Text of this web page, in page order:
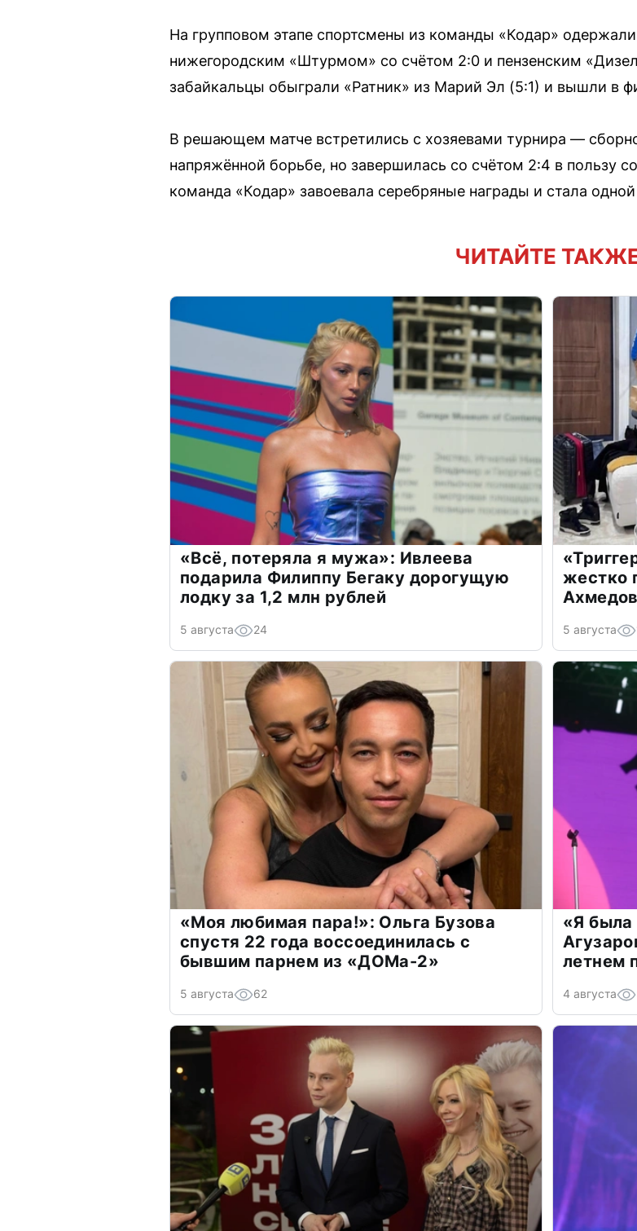
На групповом этапе спортсмены из команды «Кодар»
нижегородским «Штурмом» со счётом 2:0 и пензенским
забайкальцы обыграли «Ратник» из Марий Эл (5:1) и вышли в
В решающем матче встретились с хозяевами турнира —
напряжённой борьбе, но завершилась со счётом 2:4 в пользу
команда «Кодар» завоевала серебряные награды и стала
ЧИТАЙТЕ
«Всё, потеряла я мужа»: Ивлеева
подарила Филиппу Бегаку дорогущую
лодку за 1,2 млн рублей
5 августа 24
жестко
5 августа
«Моя любимая пара!»: Ольга Бузова
спустя 22 года воссоединилась с
бывшим парнем из «ДОМа-2»
5 августа 62
«Я
летнем
4 августа